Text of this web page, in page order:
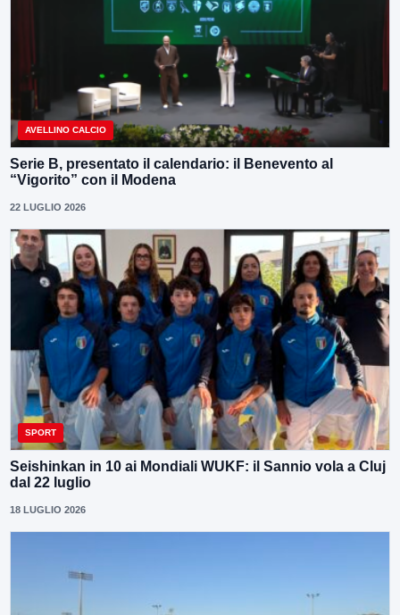
AVELLINO CALCIO
Serie B, presentato il calendario: il Benevento al
“Vigorito” con il Modena
22 LUGLIO 2026
SPORT
Seishinkan in 10 ai Mondiali WUKF: il Sannio vola a Cluj
dal 22 luglio
18 LUGLIO 2026